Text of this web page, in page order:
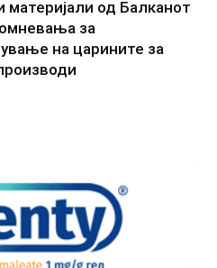
материјали од Балканот
за
на царините за